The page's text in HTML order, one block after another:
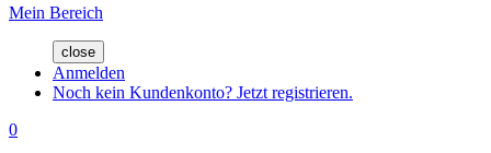
Mein Bereich
close
Anmelden
Noch kein Kundenkonto? Jetzt registrieren.
0